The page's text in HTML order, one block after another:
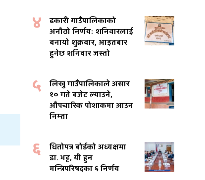
४
ढकारी गाउँपालिकाको
अनौठो निर्णयः शनिवारलाई
बनायो शुक्रबार, आइतबार
हुनेछ शनिवार जस्तो
५
लिखु गाउँपालिकाले असार
१० गते बजेट ल्याउने,
औपचारिक पोशाकमा आउन
निम्ता
६
धितोपत्र बोर्डको अध्यक्षमा
डा. भट्ट, यी हुन
मन्त्रिपरिषदका ६ निर्णय